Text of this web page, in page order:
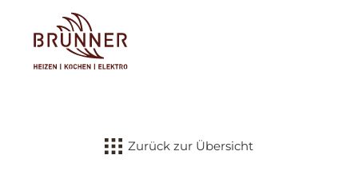
Zurück zur Übersicht